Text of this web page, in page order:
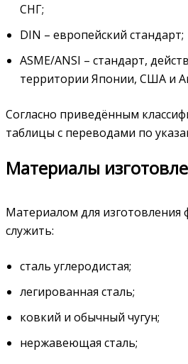
СНГ;
DIN – европейский стандарт;
ASME/ANSI – стандарт,
территории Японии, США и
Согласно приведённым
таблицы с переводами по
Материалы
Материалом для изготовления
служить:
сталь углеродистая;
легированная сталь;
ковкий и обычный чугун;
нержавеющая сталь;